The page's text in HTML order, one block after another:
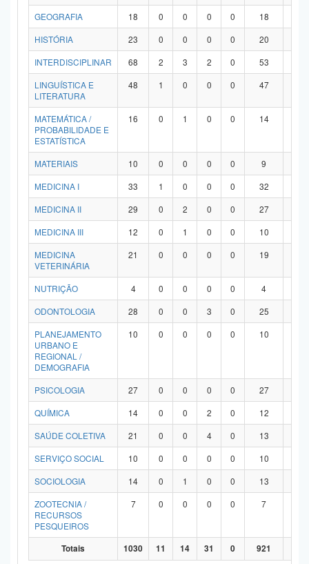
GEOGRAFIA
18 0 0 0 0 18
HISTÓRIA
23 0 0 0 0 20
INTERDISCIPLINAR
68 2 3 2 0 53
LINGUÍSTICA E
LITERATURA
48 1 0 0 0 47
MATEMÁTICA /
PROBABILIDADE E
ESTATÍSTICA
16 0 1 0 0 14
MATERIAIS 10 0 0 0 0 9
MEDICINA I
33 1 0 0 0 32
MEDICINA II
29 0 2 0 0 27
MEDICINA III
12 0 1 0 0 10
MEDICINA
VETERINÁRIA
21 0 0 0 0 19
NUTRIÇÃO 4 0 0 0 0 4
ODONTOLOGIA
28 0 0 3 0 25
PLANEJAMENTO
URBANO E
REGIONAL /
DEMOGRAFIA
10 0 0 0 0 10
PSICOLOGIA 27 0 0 0 0 27
QUÍMICA
14 0 0 2 0 12
SAÚDE COLETIVA
21 0 0 4 0 13
SERVIÇO SOCIAL
10 0 0 0 0 10
SOCIOLOGIA
14 0 1 0 0 13
ZOOTECNIA /
RECURSOS
PESQUEIROS
7 0 0 0 0 7
Totais 1030 11 14 31 0 921